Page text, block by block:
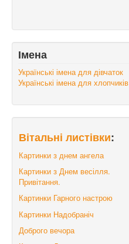
Імена
Українські імена для дівчаток
Українські імена для хлопчиків
Вітальні листівки:
Картинки з днем ангела
Картинки з Днем весілля.
Привітання.
Картинки Гарного настрою
Картинки Надобраніч
Доброго вечора